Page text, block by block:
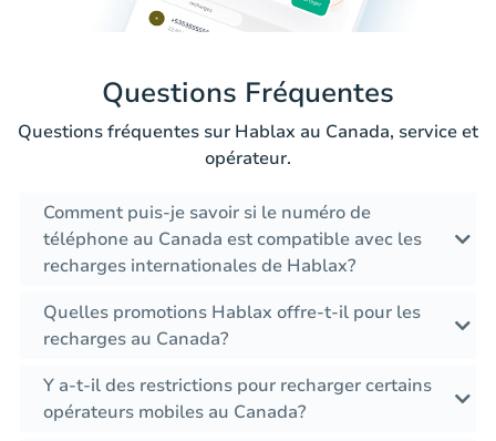
Questions Fréquentes
Questions fréquentes sur Hablax au Canada, service et
opérateur.
Comment puis-je savoir si le numéro de
téléphone au Canada est compatible avec les
recharges internationales de Hablax?
Quelles promotions Hablax offre-t-il pour les
recharges au Canada?
Y a-t-il des restrictions pour recharger certains
opérateurs mobiles au Canada?